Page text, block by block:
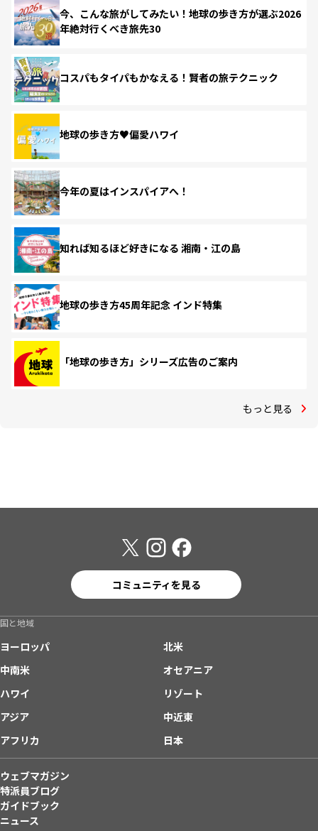
今、こんな旅がしてみたい！地球の歩き方が選ぶ2026
年絶対行くべき旅先30
コスパもタイパもかなえる！賢者の旅テクニック
地球の歩き方♥偏愛ハワイ
今年の夏はインスパイアへ！
知れば知るほど好きになる 湘南・江の島
地球の歩き方45周年記念 インド特集
「地球の歩き方」シリーズ広告のご案内
もっと見る
コミュニティを見る
国と地域
ヨーロッパ
北米
中南米
オセアニア
ハワイ
リゾート
アジア
中近東
アフリカ
日本
ウェブマガジン
特派員ブログ
ガイドブック
ニュース